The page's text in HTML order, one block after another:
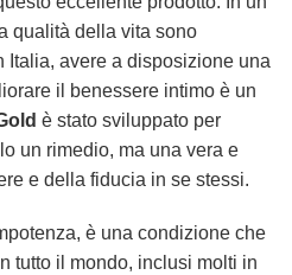
qualità della vita sono
Italia, avere a disposizione una
il benessere intimo è un
è stato sviluppato per
un rimedio, ma una vera e
e della fiducia in se stessi.
è una condizione che
tutto il mondo, inclusi molti in